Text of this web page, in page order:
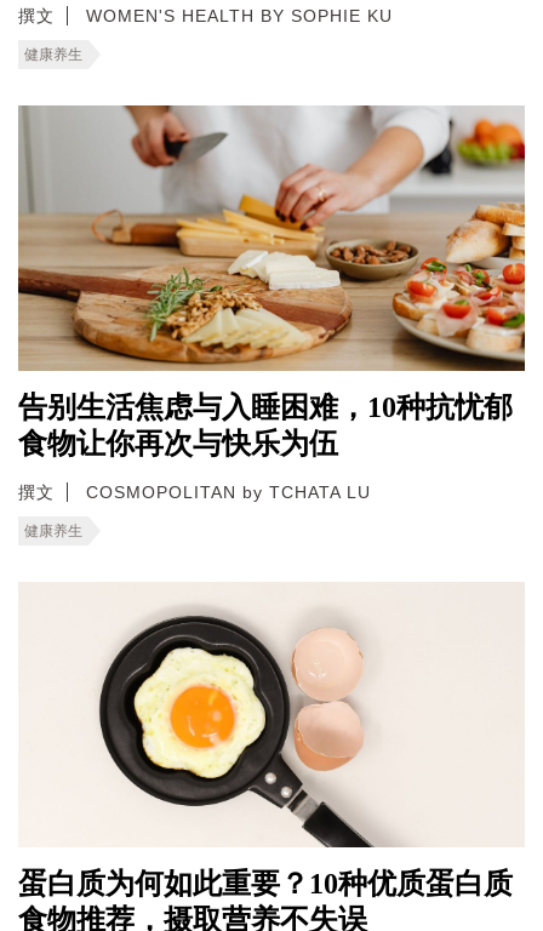
撰文 WOMEN'S HEALTH BY SOPHIE KU
健康养生
告别生活焦虑与入睡困难，10种抗忧郁
食物让你再次与快乐为伍
撰文 COSMOPOLITAN by TCHATA LU
健康养生
蛋白质为何如此重要？10种优质蛋白质
食物推荐，摄取营养不失误